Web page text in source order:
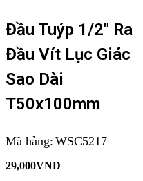
Đầu Tuýp 1/2″ Ra
Đầu Vít Lục Giác
Sao Dài
T50x100mm
Mã hàng: WSC5217
29,000VND